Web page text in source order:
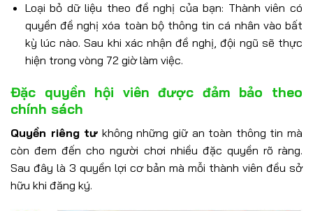
Loại bỏ dữ liệu theo đề nghị của bạn: Thành viên có
quyền đề nghị xóa toàn bộ thông tin cá nhân vào bất
kỳ lúc nào. Sau khi xác nhận đề nghị, đội ngũ sẽ thực
hiện trong vòng 72 giờ làm việc.
Đặc quyền hội viên được đảm bảo theo
chính sách
Quyền riêng tư không những giữ an toàn thông tin mà
còn đem đến cho người chơi nhiều đặc quyền rõ ràng.
Sau đây là 3 quyền lợi cơ bản mà mỗi thành viên đều sở
hữu khi đăng ký.